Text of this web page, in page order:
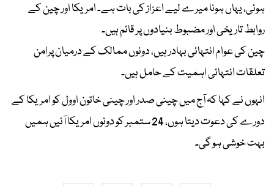
ہوئی، یہاں ہونا میرے لیے اعزاز کی بات ہے۔ امریکا اور چین کے
روابط تاریخی اور مضبوط بنیادوں پر قائم ہیں۔
چین کی عوام انتہائی بہادر ہیں، دونوں ممالک کے درمیان پرامن
تعلقات انتہائی اہمیت کے حامل ہیں۔
انہوں نے کہا کہ آج میں چینی صدر اور چینی خاتون اوول کو امریکا کے
دورے کی دعوت دیتا ہوں، 24 ستمبر کو دونوں امریکا آئیں ہمیں
بہت خوشی ہو گی۔